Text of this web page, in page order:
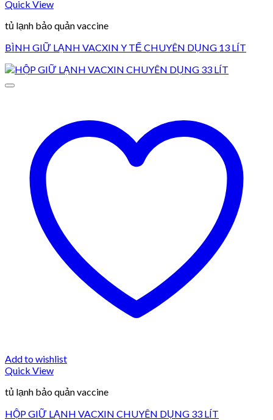
Quick View
tủ lạnh bảo quản vaccine
BÌNH GIỮ LẠNH VACXIN Y TẾ CHUYÊN DỤNG 13 LÍT
Add to wishlist
Quick View
tủ lạnh bảo quản vaccine
HỘP GIỮ LẠNH VACXIN CHUYÊN DỤNG 33 LÍT